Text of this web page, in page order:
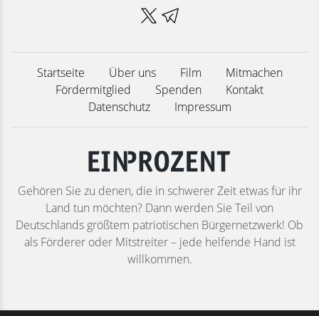
Startseite Über uns Film
Mitmachen
Fördermitglied
Spenden
Kontakt
Datenschutz
Impressum
Gehören Sie zu denen, die in schwerer Zeit etwas für ihr
Land tun möchten? Dann werden Sie Teil von
Deutschlands größtem patriotischen Bürgernetzwerk! Ob
als Förderer oder Mitstreiter – jede helfende Hand ist
willkommen.